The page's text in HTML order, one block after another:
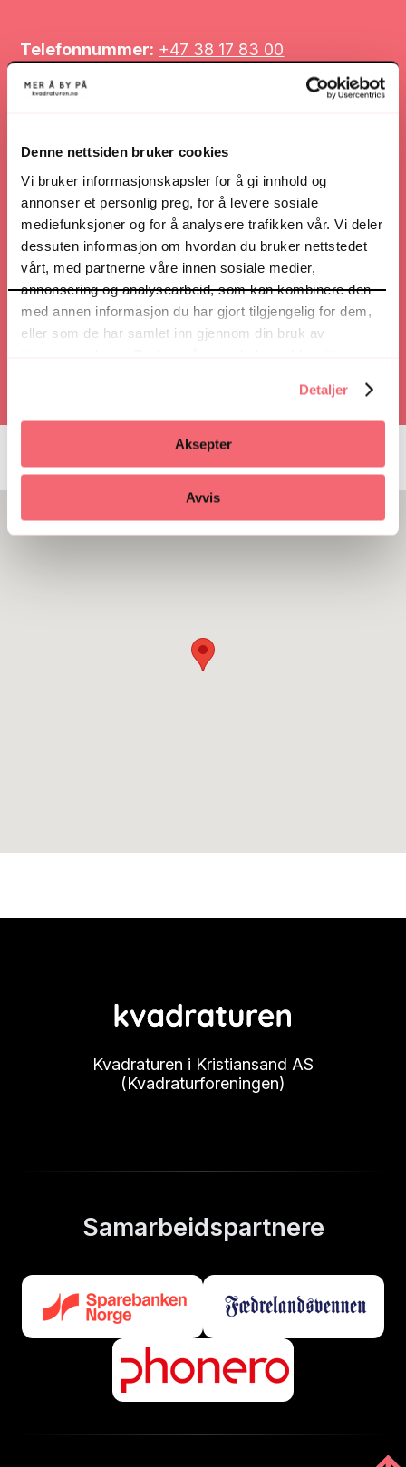
Denne nettsiden bruker cookies
Vi bruker informasjonskapsler for å gi innhold og
annonser et personlig preg, for å levere sosiale
mediefunksjoner og for å analysere trafikken vår. Vi deler
dessuten informasjon om hvordan du bruker nettstedet
vårt, med partnerne våre innen sosiale medier,
annonsering og analysearbeid, som kan kombinere den
med annen informasjon du har gjort tilgjengelig for dem,
eller som de har samlet inn gjennom din bruk av
Detaljer
Aksepter
Avvis
Telefonnummer: +47 38 17 83 00
Nettsted:
Nettsted
Veibeskrivelse
Ring
Kvadraturen i Kristiansand AS
(Kvadraturforeningen)
Samarbeidspartnere